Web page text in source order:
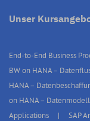
Unser
End-to-End Business
BW on HANA –
HANA –
on HANA –
Applications
SAP